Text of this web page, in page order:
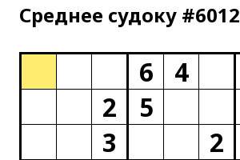
Среднее cудоку #6012
6
4
2
5
3
2